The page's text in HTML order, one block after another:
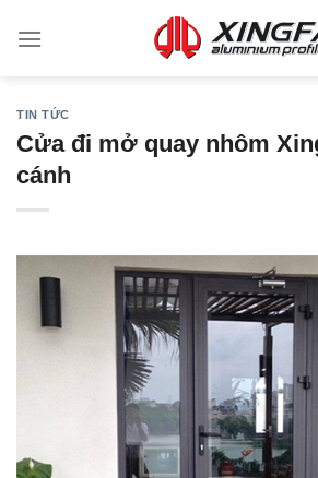
TIN TỨC
Cửa đi mở quay nhôm
cánh